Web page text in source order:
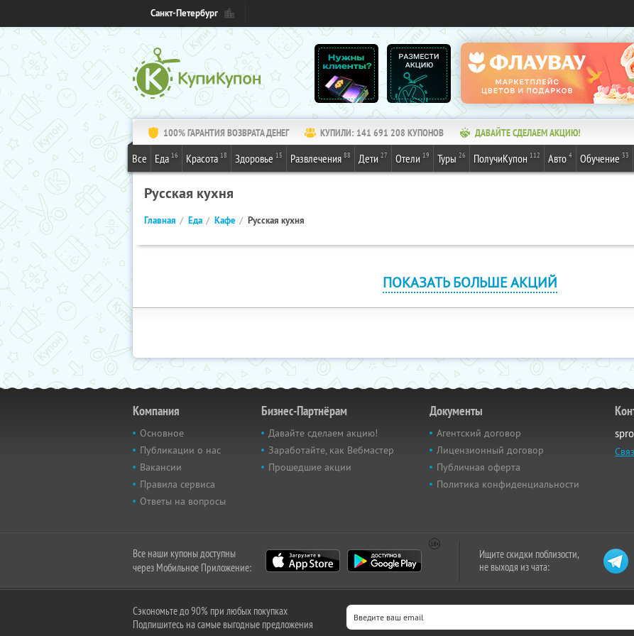
Санкт-Петербург
100% ГАРАНТИЯ ВОЗВРАТА ДЕНЕГ КУПИЛИ: 141 691 208 КУПОНОВ ДАВАЙТЕ СДЕЛАЕМ АКЦИЮ!
Все Еда 16 Красота 18 Здоровье 15 Развлечения 88 Дети 27 Отели 19 Туры 26 ПолучиКупон 112 Авто 4 Обучение 33
Русская кухня
Главная Еда Кафе Русская кухня
ПОКАЗАТЬ БОЛЬШЕ АКЦИЙ
Компания
Основное
Публикации о нас
Вакансии
Правила сервиса
Ответы на вопросы
Бизнес-Партнёрам
Давайте сделаем акцию!
Заработайте, как Вебмастер
Прошедшие акции
Документы
Агентский договор
Лицензионный договор
Публичная оферта
Политика конфиденциальности
Все наши купоны доступны
через Мобильное Приложение:
Ищите скидки поблизости,
не выходя из чата:
Сэкономьте до 90% при любых покупках
Подпишитесь на самые выгодные предложения